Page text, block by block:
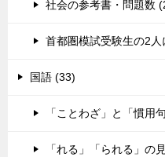
社会の参考書・問題数
首都圏模試受験生の2
国語 (33)
「ことわざ」と「慣用
「れる」「られる」の